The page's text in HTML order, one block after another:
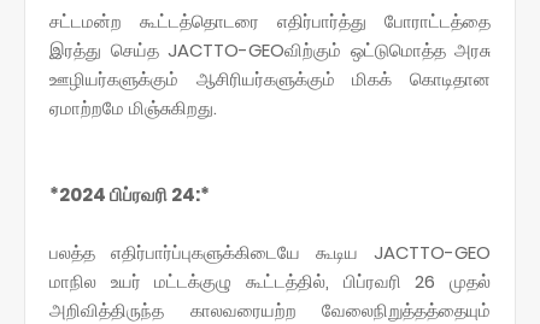
சட்டமன்ற கூட்டத்தொடரை எதிர்பார்த்து போராட்டத்தை
இரத்து செய்த JACTTO-GEOவிற்கும் ஒட்டுமொத்த அரசு
ஊழியர்களுக்கும் ஆசிரியர்களுக்கும் மிகக் கொடிதான
ஏமாற்றமே மிஞ்சுகிறது.
*2024 பிப்ரவரி 24:*
பலத்த எதிர்பார்ப்புகளுக்கிடையே கூடிய JACTTO-GEO
மாநில உயர் மட்டக்குழு கூட்டத்தில், பிப்ரவரி 26 முதல்
அறிவித்திருந்த காலவரையற்ற வேலைநிறுத்தத்தையும்